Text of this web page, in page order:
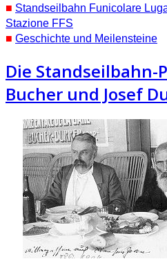
■ Standseilbahn Funicolare
Stazione FFS
■ Geschichte und Meilensteine
Die Standseilbahn-
Bucher und Josef